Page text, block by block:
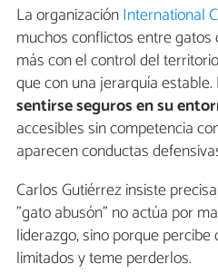
La organizaciónInternational
muchos conflictos entre
más con el control del
que con una jerarquía estable.
sentirse seguros en su
accesibles sin competencia
aparecen conductas
Carlos Gutiérrez insiste
"gato abusón" no actúa por
liderazgo, sino porque
limitados y teme perderlos.